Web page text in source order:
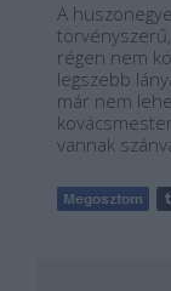
A
régen nem
legszebb
már nem
vannak